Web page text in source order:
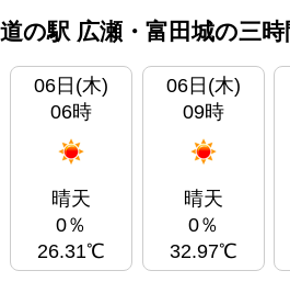
道の駅 広瀬・富田城の三
06日(木)
06時
晴天
0％
26.31℃
06日(木)
09時
晴天
0％
32.97℃